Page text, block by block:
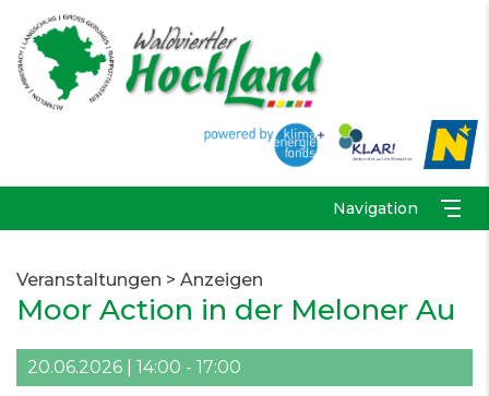
Navigation
Veranstaltungen > Anzeigen
Moor Action in der Meloner Au
20.06.2026 | 14:00 - 17:00